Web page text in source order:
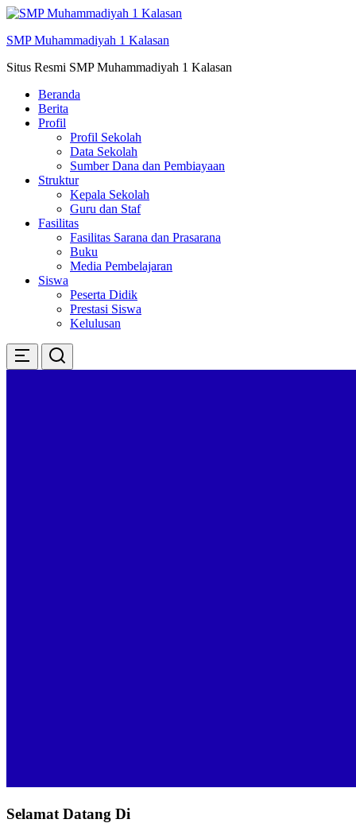
Skip
konten
SMP Muhammadiyah 1 Kalasan
Situs Resmi SMP Muhammadiyah 1 Kalasan
Beranda
Berita
Profil
Profil Sekolah
Data Sekolah
Sumber Dana dan Pembiayaan
Struktur
Kepala Sekolah
Guru dan Staf
Fasilitas
Fasilitas Sarana dan Prasarana
Buku
Media Pembelajaran
Siswa
Peserta Didik
Prestasi Siswa
Kelulusan
Selamat Datang Di